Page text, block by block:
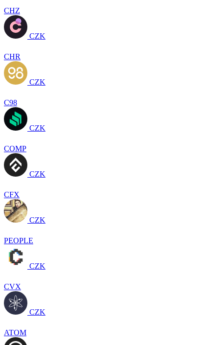
CHZ
CZK
CHR
CZK
C98
CZK
COMP
CZK
CFX
CZK
PEOPLE
CZK
CVX
CZK
ATOM